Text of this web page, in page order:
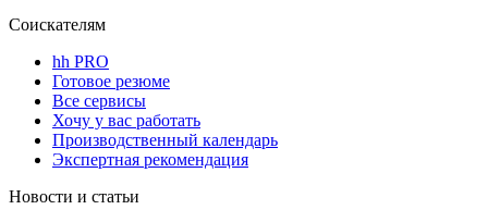
Соискателям
hh PRO
Готовое резюме
Все сервисы
Хочу у вас работать
Производственный календарь
Экспертная рекомендация
Новости и статьи